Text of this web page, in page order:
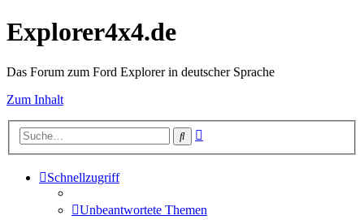
Explorer4x4.de
Das Forum zum Ford Explorer in deutscher Sprache
Zum Inhalt
Suche
Schnellzugriff
Unbeantwortete Themen